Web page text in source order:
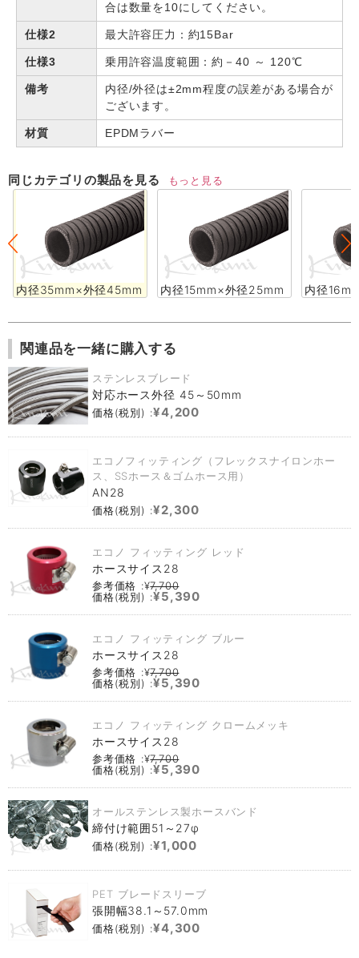
合は数量を10にしてください。
仕様2 最大許容圧力：約15Bar
仕様3 乗用許容温度範囲：約－40 ～ 120℃
備考
内径/外径は±2mm程度の誤差がある場合が
ございます。
材質 EPDMラバー
同じカテゴリの製品を見る もっと見る
内径35mm×外径45mm 内径15mm×外径25mm 内径
関連品を一緒に購入する
ステンレスブレード
対応ホース外径 45～50mm
価格(税別) :¥4,200
エコノフィッティング（フレックスナイロンホー
ス、SSホース＆ゴムホース用）
AN28
価格(税別) :¥2,300
エコノ フィッティング レッド
ホースサイス28
参考価格 :¥7,700
価格(税別) :¥5,390
エコノ フィッティング ブルー
ホースサイス28
参考価格 :¥7,700
価格(税別) :¥5,390
エコノ フィッティング クロームメッキ
ホースサイス28
参考価格 :¥7,700
価格(税別) :¥5,390
オールステンレス製ホースバンド
締付け範囲51～27φ
価格(税別) :¥1,000
PET ブレードスリーブ
張開幅38.1～57.0mm
価格(税別) :¥4,300